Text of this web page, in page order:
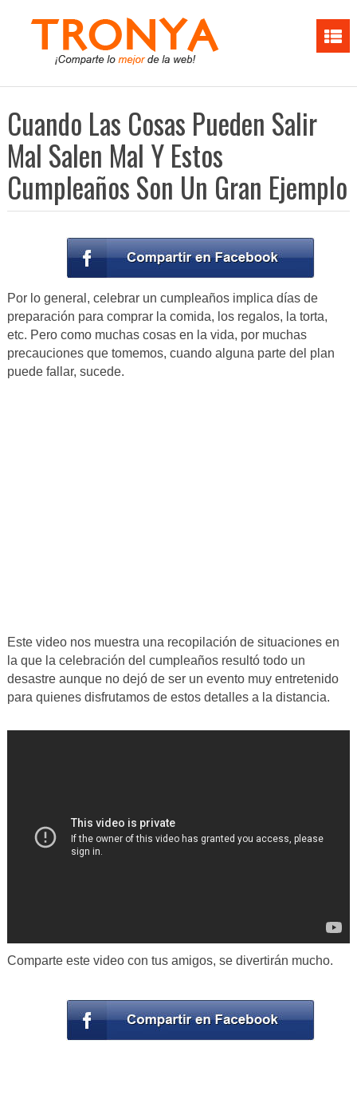
Cuando Las Cosas Pueden Salir
Mal Salen Mal Y Estos
Cumpleaños Son Un Gran Ejemplo
Por lo general, celebrar un cumpleaños implica días de
preparación para comprar la comida, los regalos, la torta,
etc. Pero como muchas cosas en la vida, por muchas
precauciones que tomemos, cuando alguna parte del plan
puede fallar, sucede.
Este video nos muestra una recopilación de situaciones en
la que la celebración del cumpleaños resultó todo un
desastre aunque no dejó de ser un evento muy entretenido
para quienes disfrutamos de estos detalles a la distancia.
Comparte este video con tus amigos, se divertirán mucho.